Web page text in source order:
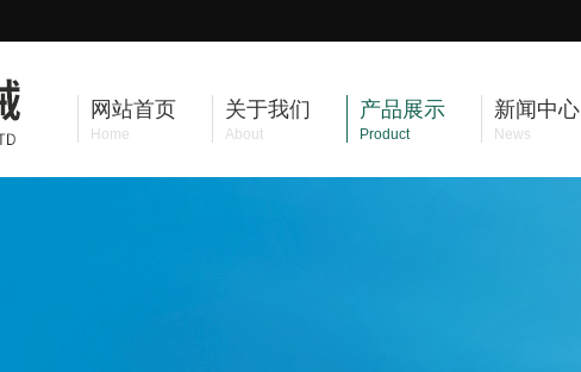
网站首页
Home
关于我们
About
产品展示
Product
新闻中心
News